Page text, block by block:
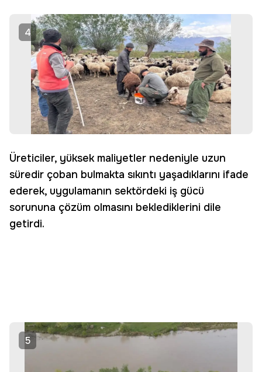
4
Üreticiler, yüksek maliyetler nedeniyle uzun
süredir çoban bulmakta sıkıntı yaşadıklarını ifade
ederek, uygulamanın sektördeki iş gücü
sorununa çözüm olmasını beklediklerini dile
getirdi.
5